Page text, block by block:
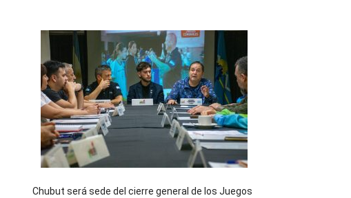
Chubut será sede del cierre general de los Juegos